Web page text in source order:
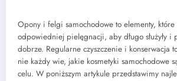
Opony i felgi samochodowe to elementy, które
odpowiedniej pielęgnacji, aby długo służyły i
dobrze. Regularne czyszczenie i konserwacja
nie każdy wie, jakie kosmetyki samochodowe
celu. W poniższym artykule przedstawimy